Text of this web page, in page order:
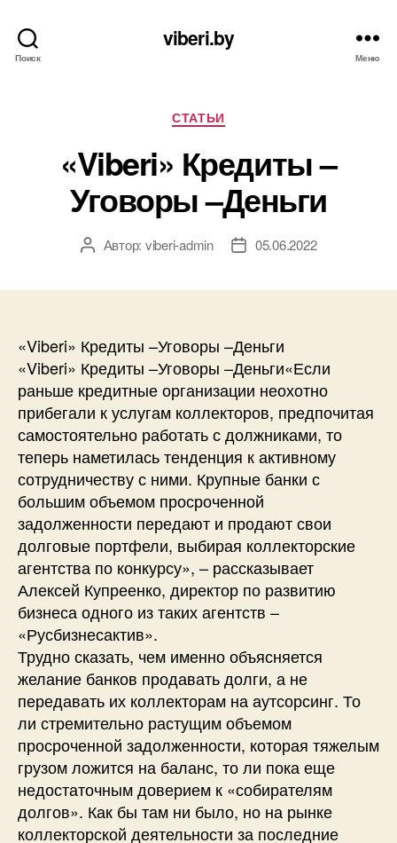
Поиск
viberi.by
Меню
Рубрики
СТАТЬИ
«Viberi» Кредиты –
Уговоры –Деньги
АвторАвтор: viberi-admin
Дата05.06.2022
«Viberi» Кредиты –Уговоры –Деньги
«Viberi» Кредиты –Уговоры –Деньги«Если
раньше кредитные организации неохотно
прибегали к услугам коллекторов, предпочитая
самостоятельно работать с должниками, то
теперь наметилась тенденция к активному
сотрудничеству с ними. Крупные банки с
большим объемом просроченной
задолженности передают и продают свои
долговые портфели, выбирая коллекторские
агентства по конкурсу», – рассказывает
Алексей Купреенко, директор по развитию
бизнеса одного из таких агентств –
«Русбизнесактив».
Трудно сказать, чем именно объясняется
желание банков продавать долги, а не
передавать их коллекторам на аутсорсинг. То
ли стремительно растущим объемом
просроченной задолженности, которая тяжелым
грузом ложится на баланс, то ли пока еще
недостаточным доверием к «собирателям
долгов». Как бы там ни было, но на рынке
коллектор­с­кой деятельности за последние